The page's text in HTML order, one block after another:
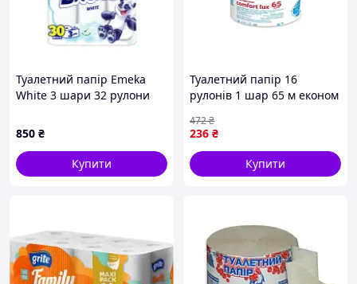
Туалетний папір Emeka
White 3 шари 32 рулони
850 ₴
Купити
Туалетний папір 16
рулонів 1 шар 65 м економ
сірого кольору
236 ₴
472₴
Купити